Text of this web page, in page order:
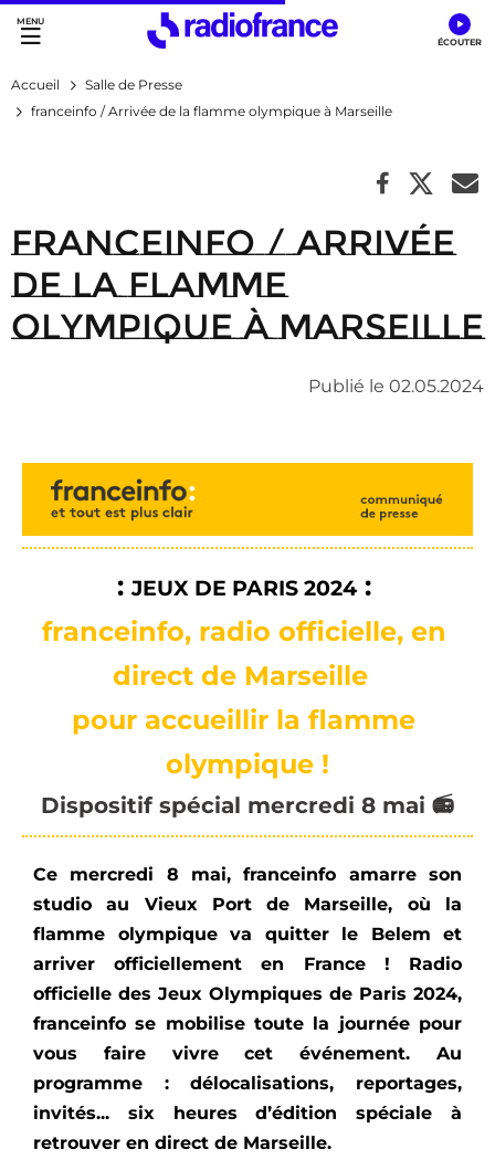
Accès direct :
Menu principal
Contenu
Accueil
Salle de Presse
franceinfo / Arrivée de la flamme olympique à Marseille
franceinfo / Arrivée
de la flamme
olympique à Marseille
Publié le 02.05.2024
: JEUX DE PARIS 2024 :
franceinfo, radio officielle, en
direct de Marseille
pour
olympique !
Dispositif spécial mercredi 8 mai 📻
Ce mercredi 8 mai, franceinfo amarre son
studio au Vieux Port de Marseille, où la
flamme olympique va quitter le Belem et
arriver officiellement en France ! Radio
officielle des Jeux Olympiques de Paris 2024,
franceinfose mobilise toute la journée pour
vous faire vivre cet événement. Au
programme : délocalisations, reportages,
invités... six heures d’édition spéciale à
retrouver en direct de Marseille.